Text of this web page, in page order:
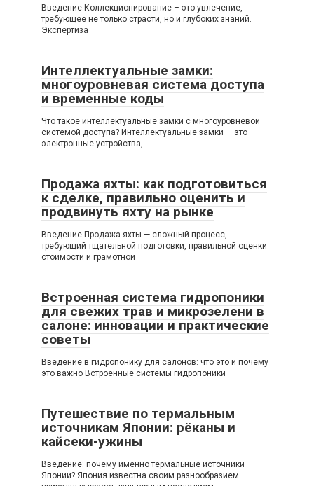
Введение Коллекционирование – это увлечение,
требующее не только страсти, но и глубоких знаний.
Экспертиза
Интеллектуальные замки:
многоуровневая система доступа
и временные коды
Что такое интеллектуальные замки с многоуровневой
системой доступа? Интеллектуальные замки — это
электронные устройства,
Продажа яхты: как подготовиться
к сделке, правильно оценить и
продвинуть яхту на рынке
Введение Продажа яхты — сложный процесс,
требующий тщательной подготовки, правильной оценки
стоимости и грамотной
Встроенная система гидропоники
для свежих трав и микрозелени в
салоне: инновации и практические
советы
Введение в гидропонику для салонов: что это и почему
это важно Встроенные системы гидропоники
Путешествие по термальным
источникам Японии: рёканы и
кайсеки-ужины
Введение: почему именно термальные источники
Японии? Япония известна своим разнообразием